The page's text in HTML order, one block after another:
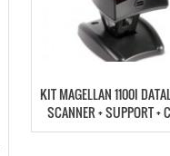
KIT MAGELLAN 1100I
SCANNER + SUPPORT +